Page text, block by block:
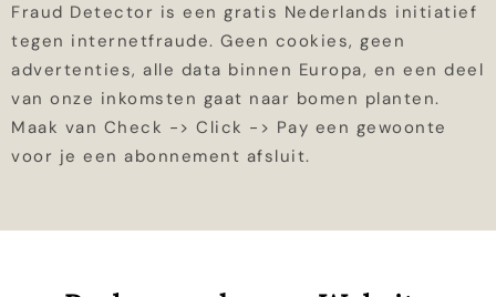
Fraud Detector is een gratis Nederlands initiatief
tegen internetfraude. Geen cookies, geen
advertenties, alle data binnen Europa, en een deel
van onze inkomsten gaat naar bomen planten.
Maak van Check -> Click -> Pay een gewoonte
voor je een abonnement afsluit.